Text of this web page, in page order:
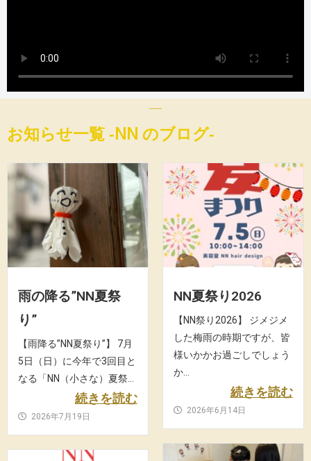
お知らせ一覧 ‐NN のブログ‐
雨の降る”NN夏祭
り”
【雨降る”NN夏祭り”】 7月
5日（日）に今年で3回目と
なる「NN（小さな）夏祭...
続きを読む
2026年7月19日
NN夏祭り2026
【NN祭り2026】 ジメジメ
した梅雨の時期ですが、皆
様いかかお過ごしでしょう
か...
続きを読む
2026年6月14日